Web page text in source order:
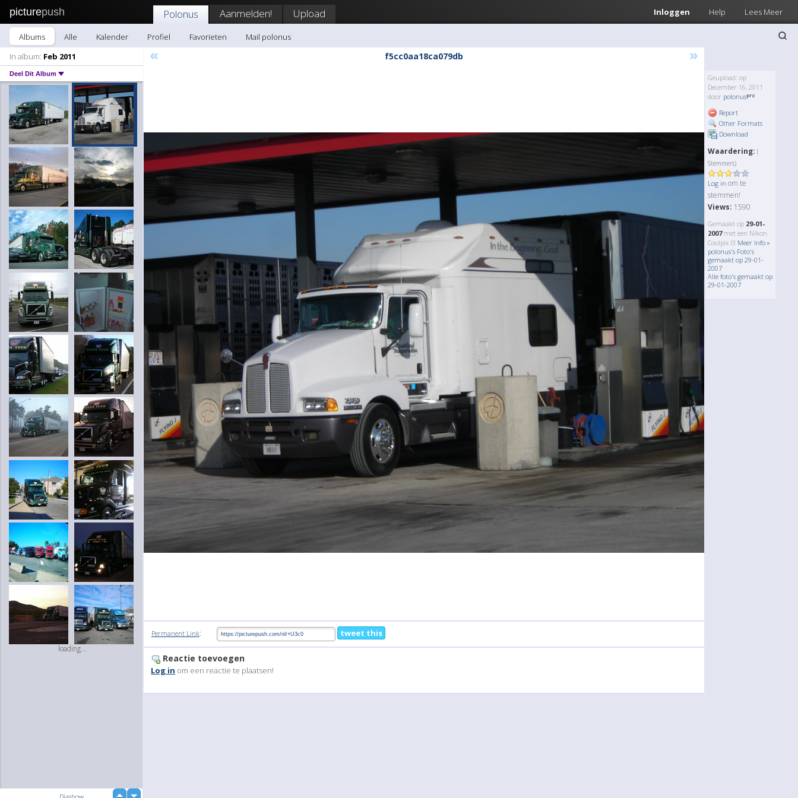
picturepush Inloggen Help Lees Meer
Polonus Aanmelden! Upload
Albums Alle Kalender Profiel Favorieten
Mail polonus
In album: Feb 2011
Deel Dit Album
loading...
« f5cc0aa18ca079db »
Geupload: op
December 16, 2011
door polonus
Report
Other Formats
Download
Waardering: (
Stemmers)
Log in om te
stemmen!
Views: 1590
Gemaakt op 29-01-
2007met een Nikon
Coolpix l3 Meer Info »
polonus's Foto's
gemaakt op 29-01-
2007
Alle foto's gemaakt op
29-01-2007
Permanent Link: tweet this
Reactie toevoegen
Log in om een reactie te plaatsen!